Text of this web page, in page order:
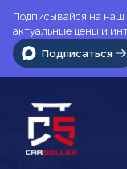
Подписывайся на наш
актуальные цены и
Подписаться